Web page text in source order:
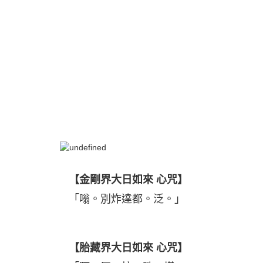
【金剛界大日如來 心咒】
「嗡。別炸達都。泛。」
【胎藏界大日如來 心咒】